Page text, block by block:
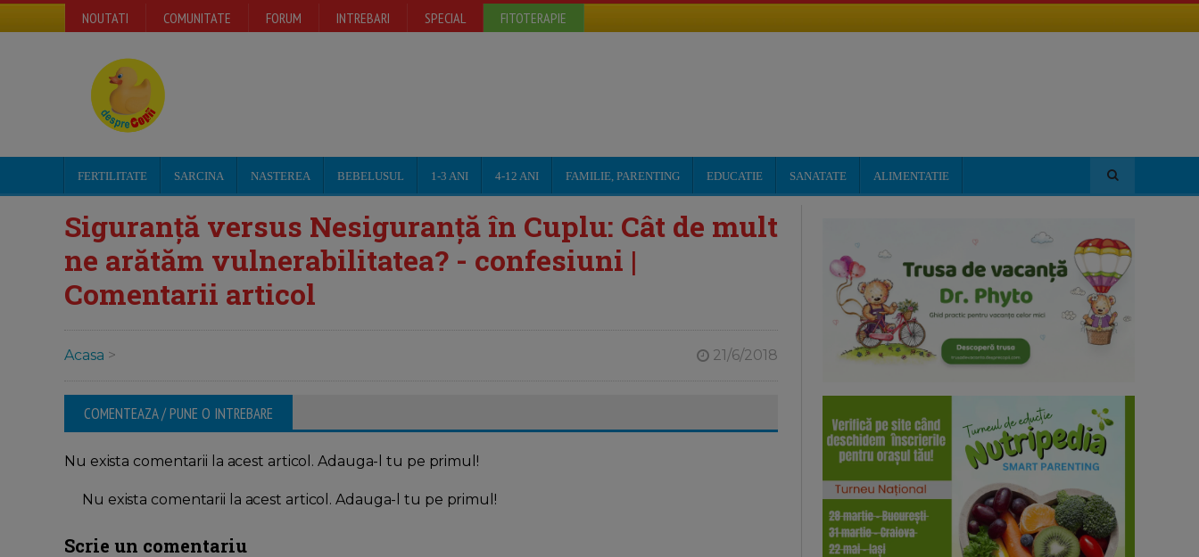
NOUTATI COMUNITATE FORUM INTREBARI SPECIAL FITOTERAPIE
FERTILITATE SARCINA NASTEREA BEBELUSUL 1-3 ANI 4-12 ANI FAMILIE, PARENTING EDUCATIE SANATATE ALIMENTATIE
Siguranță versus Nesiguranță în Cuplu: Cât de mult
ne arătăm vulnerabilitatea? - confesiuni |
Comentarii articol
Acasa > 21/6/2018
COMENTEAZA / PUNE O INTREBARE
Nu exista comentarii la acest articol. Adauga-l tu pe primul!
Nu exista comentarii la acest articol. Adauga-l tu pe primul!
Scrie un comentariu